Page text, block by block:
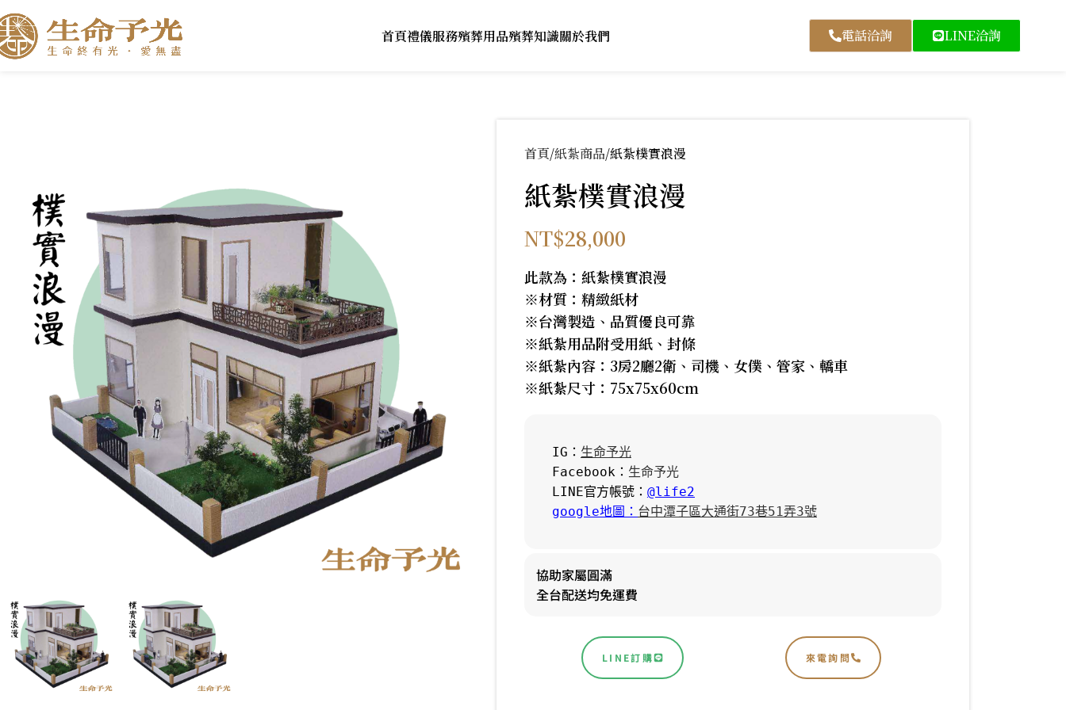
首頁禮儀服務殯葬用品殯葬知識關於我們 電話洽詢 LINE洽詢
首頁 紙紮商品 紙紮樸實浪漫
紙紮樸實浪漫
NT$28,000
此款為：紙紮樸實浪漫
※材質：精緻紙材
※台灣製造、品質優良可靠
※紙紮用品附受用紙、封條
※紙紮內容：3房2廳2衛、司機、女僕、管家、轎車
※紙紮尺寸：75x75x60cm
IG： 生命予光
Facebook： 生命予光
LINE官方帳號： @life2
google地圖： 台中潭子區大通街73巷51弄3號
協助家屬圓滿
全台配送均免運費
LINE訂購 來電詢問